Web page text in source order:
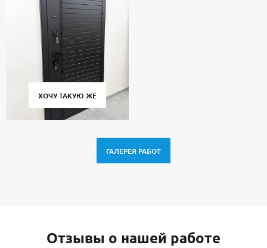
ХОЧУ ТАКУЮ ЖЕ
ГАЛЕРЕЯ РАБОТ
Отзывы о нашей работе